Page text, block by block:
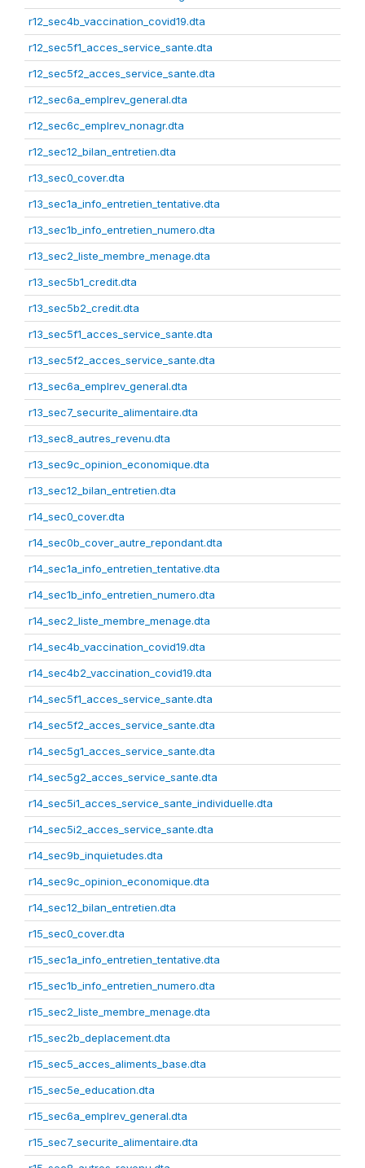
r12_sec4b_vaccination_covid19.dta
r12_sec5f1_acces_service_sante.dta
r12_sec5f2_acces_service_sante.dta
r12_sec6a_emplrev_general.dta
r12_sec6c_emplrev_nonagr.dta
r12_sec12_bilan_entretien.dta
r13_sec0_cover.dta
r13_sec1a_info_entretien_tentative.dta
r13_sec1b_info_entretien_numero.dta
r13_sec2_liste_membre_menage.dta
r13_sec5b1_credit.dta
r13_sec5b2_credit.dta
r13_sec5f1_acces_service_sante.dta
r13_sec5f2_acces_service_sante.dta
r13_sec6a_emplrev_general.dta
r13_sec7_securite_alimentaire.dta
r13_sec8_autres_revenu.dta
r13_sec9c_opinion_economique.dta
r13_sec12_bilan_entretien.dta
r14_sec0_cover.dta
r14_sec0b_cover_autre_repondant.dta
r14_sec1a_info_entretien_tentative.dta
r14_sec1b_info_entretien_numero.dta
r14_sec2_liste_membre_menage.dta
r14_sec4b_vaccination_covid19.dta
r14_sec4b2_vaccination_covid19.dta
r14_sec5f1_acces_service_sante.dta
r14_sec5f2_acces_service_sante.dta
r14_sec5g1_acces_service_sante.dta
r14_sec5g2_acces_service_sante.dta
r14_sec5i1_acces_service_sante_individuelle.dta
r14_sec5i2_acces_service_sante.dta
r14_sec9b_inquietudes.dta
r14_sec9c_opinion_economique.dta
r14_sec12_bilan_entretien.dta
r15_sec0_cover.dta
r15_sec1a_info_entretien_tentative.dta
r15_sec1b_info_entretien_numero.dta
r15_sec2_liste_membre_menage.dta
r15_sec2b_deplacement.dta
r15_sec5_acces_aliments_base.dta
r15_sec5e_education.dta
r15_sec6a_emplrev_general.dta
r15_sec7_securite_alimentaire.dta